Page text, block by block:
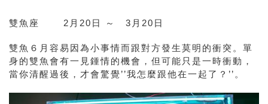
雙魚座 2月20日 ～ 3月20日
雙魚６月容易因為小事情而跟對方發生莫明的衝突。單
身的雙魚會有一見鍾情的機會，但可能只是一時衝動，
當你清醒過後，才會驚覺’’我怎麼跟他在一起了？’’。